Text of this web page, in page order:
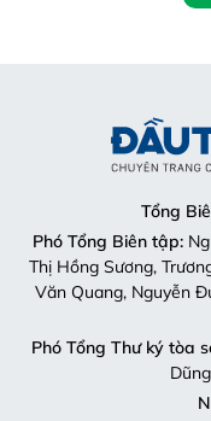
Tổng
Phó Tổng Biên tập:
Thị Hồng Sương,
Văn Quang, Nguyễn
Phó Tổng Thư ký tòa